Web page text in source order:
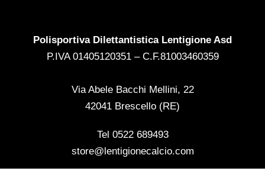
Polisportiva Dilettantistica Lentigione Asd
P.IVA 01405120351 – C.F.81003460359
Via Abele Bacchi Mellini, 22
42041 Brescello (RE)
Tel 0522 689493
store@lentigionecalcio.com